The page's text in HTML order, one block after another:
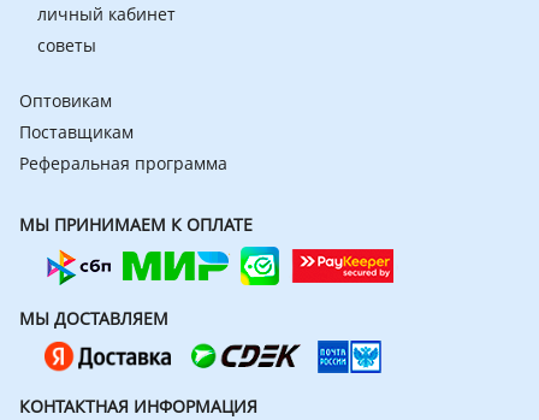
личный кабинет
советы
Оптовикам
Поставщикам
Реферальная программа
МЫ ПРИНИМАЕМ К ОПЛАТЕ
МЫ ДОСТАВЛЯЕМ
КОНТАКТНАЯ ИНФОРМАЦИЯ